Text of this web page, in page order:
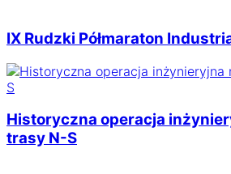
IX Rudzki Półmaraton
Historyczna operacja
trasy N-S